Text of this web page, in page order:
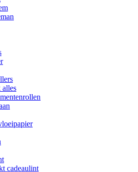
cadeaulint